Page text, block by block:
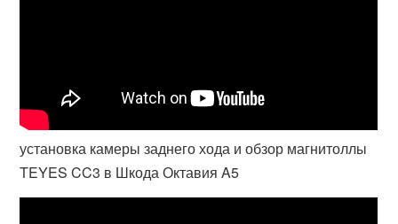
установка камеры заднего хода и обзор магнитоллы
TEYES CC3 в Шкода Октавия A5